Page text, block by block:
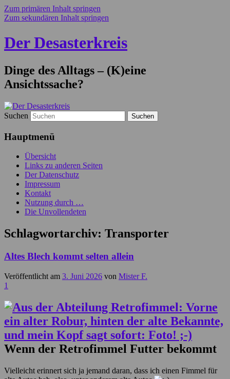
Zum primären Inhalt springen
Zum sekundären Inhalt springen
Der Desasterkreis
Dinge des Alltags – (K)eine
Ansichtssache?
Suchen
Hauptmenü
Übersicht
Links zu anderen Seiten
Der Datenschutz
Impressum
Kontakt
Nutzung durch …
Die Unvollendeten
Schlagwortarchiv: Transporter
Altes Blech kommt selten allein
Veröffentlicht am 3. Juni 2026 von Mister F.
1
Wenn der Retrofimmel Futter bekommt
Vielleicht erinnert sich ja jemand daran, dass ich einen Fimmel für